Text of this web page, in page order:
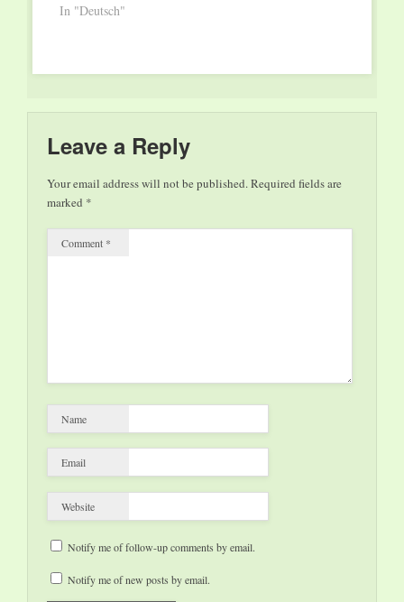
In "Deutsch"
Leave a Reply
Your email address will not be published.Required fields are
marked *
Comment *
Name
Email
Website
Notify me of follow-up comments by email.
Notify me of new posts by email.